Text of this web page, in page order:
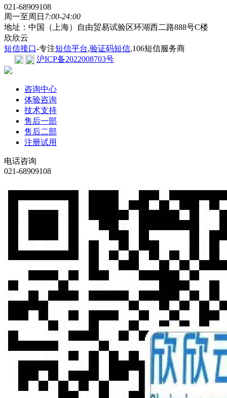
021-68909108
周一至周日 7:00-24:00
地址：中国（上海）自由贸易试验区环湖西二路888号C楼
欣欣云
短信接口-专注短信平台,验证码短信,106短信服务商
沪ICP备2022008703号
咨询中心
体验咨询
技术支持
售后一部
售后二部
注册试用
电话咨询
021-68909108